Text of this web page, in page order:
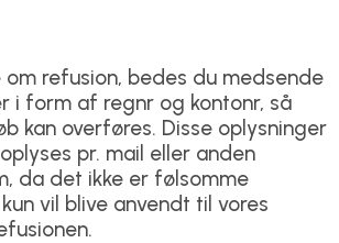
refusion, bedes du medsende
i form af regnr og kontonr, så
kan overføres. Disse oplysninger
pr. mail eller anden
da det ikke er følsomme
vil blive anvendt til vores